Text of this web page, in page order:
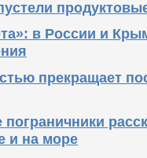
в России и
прекращает
пограничники
и на море